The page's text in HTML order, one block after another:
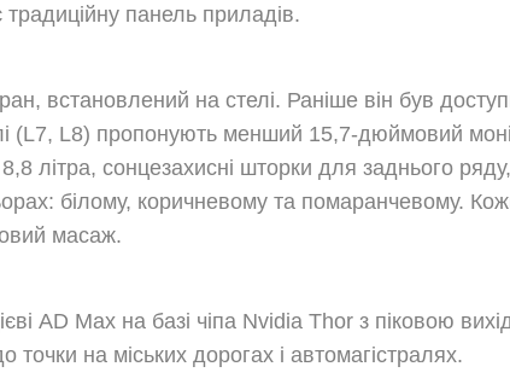
панель приладів.
встановлений на стелі. Раніше він був
(L7, L8) пропонують менший 15,7-дюймовий
літра, сонцезахисні шторки для заднього
білому, коричневому та помаранчевому.
масаж.
AD Max на базі чіпа Nvidia Thor з піковою
точки на міських дорогах і автомагістралях.